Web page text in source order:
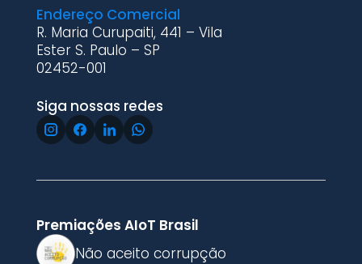
Endereço Comercial
R. Maria Curupaiti, 441 – Vila
Ester S. Paulo – SP
02452-001
Siga nossas redes
Premiações AIoT Brasil
Não aceito corrupção